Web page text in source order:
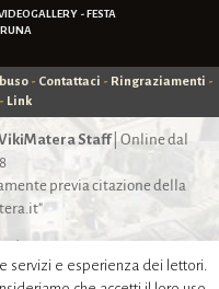
- FESTA
- Contattaci - Ringraziamenti -
- Link
Staff| Online dal
previa citazione della
servizi e esperienza dei lettori.